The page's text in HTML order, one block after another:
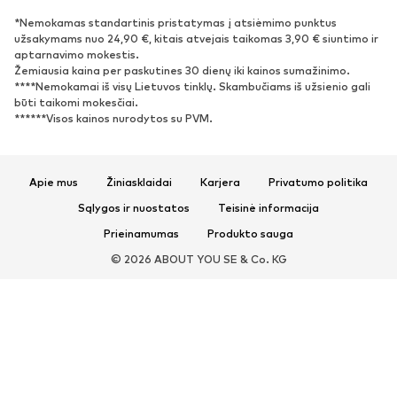
Atviri batai
Išskirtiniai
SPORTAS
Sportiniai drabužiai
AKSESUARAI
Kepurės
Krepšiai ir kuprinės
*Nemokamas standartinis pristatymas į atsiėmimo punktus
užsakymams nuo 24,90 €, kitais atvejais taikomas 3,90 € siuntimo ir
aptarnavimo mokestis.
Žemiausia kaina per paskutines 30 dienų iki kainos sumažinimo.
****Nemokamai iš visų Lietuvos tinklų. Skambučiams iš užsienio gali
būti taikomi mokesčiai.
******Visos kainos nurodytos su PVM.
Apie mus Žiniasklaidai Karjera
Privatumo politika
Sąlygos ir nuostatos
Teisinė informacija
Prieinamumas
Produkto sauga
© 2026 ABOUT YOU SE & Co. KG